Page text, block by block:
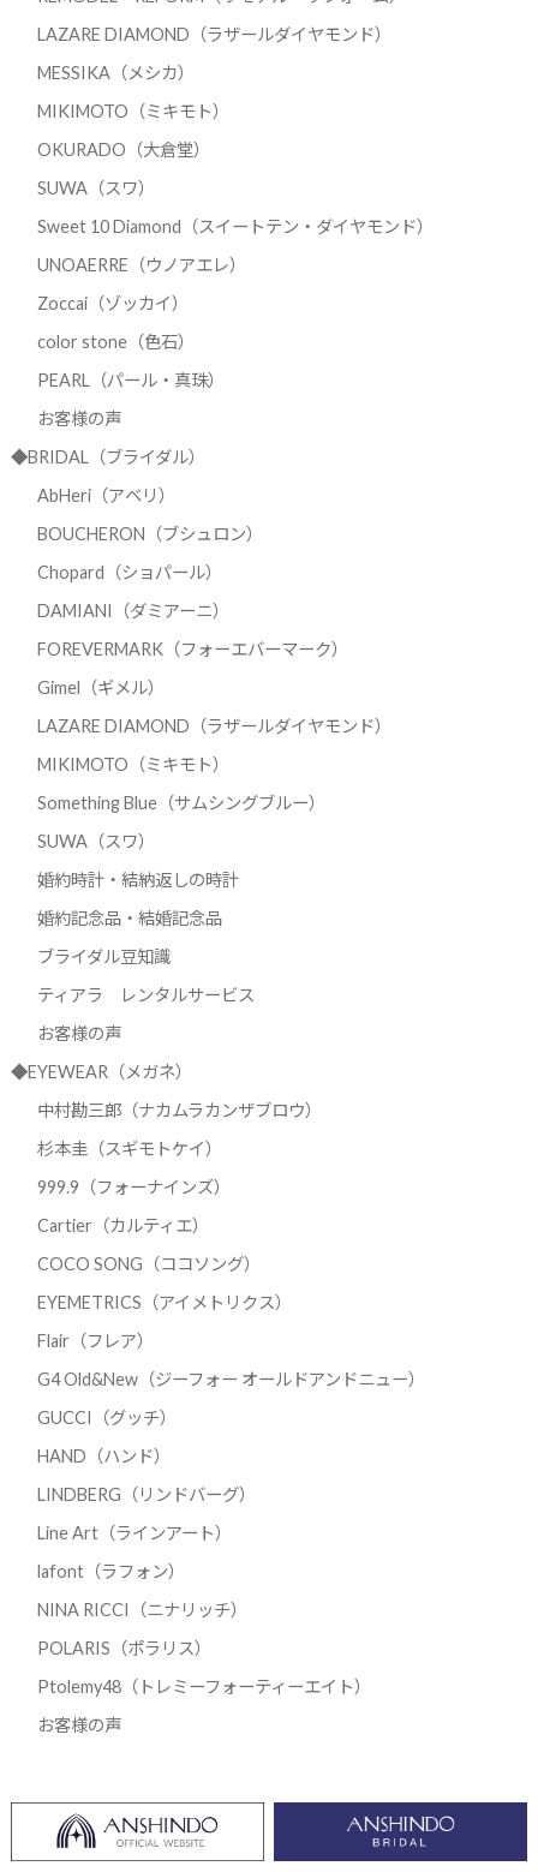
LAZARE DIAMOND（ラザールダイヤモンド）
MESSIKA（メシカ）
MIKIMOTO（ミキモト）
OKURADO（大倉堂）
SUWA（スワ）
Sweet 10 Diamond（スイートテン・ダイヤモンド）
UNOAERRE（ウノアエレ）
Zoccai（ゾッカイ）
color stone（色石）
PEARL（パール・真珠）
お客様の声
◆BRIDAL（ブライダル）
AbHeri（アベリ）
BOUCHERON（ブシュロン）
Chopard（ショパール）
DAMIANI（ダミアーニ）
FOREVERMARK（フォーエバーマーク）
Gimel（ギメル）
LAZARE DIAMOND（ラザールダイヤモンド）
MIKIMOTO（ミキモト）
Something Blue（サムシングブルー）
SUWA（スワ）
婚約時計・結納返しの時計
婚約記念品・結婚記念品
ブライダル豆知識
ティアラ レンタルサービス
お客様の声
◆EYEWEAR（メガネ）
中村勘三郎（ナカムラカンザブロウ）
杉本圭（スギモトケイ）
999.9（フォーナインズ）
Cartier（カルティエ）
COCO SONG（ココソング）
EYEMETRICS（アイメトリクス）
Flair（フレア）
G4 Old&New（ジーフォー オールドアンドニュー）
GUCCI（グッチ）
HAND（ハンド）
LINDBERG（リンドバーグ）
Line Art（ラインアート）
lafont（ラフォン）
NINA RICCI（ニナリッチ）
POLARIS（ポラリス）
Ptolemy48（トレミーフォーティーエイト）
お客様の声